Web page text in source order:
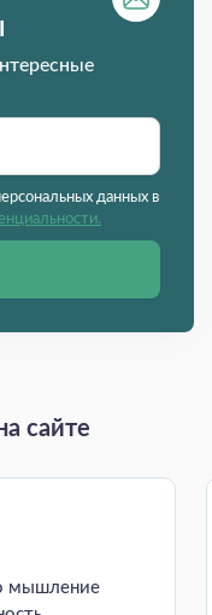
данных в
сайте
мышление